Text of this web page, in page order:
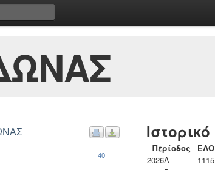
40
Ιστορικό
Περίοδος ΕΛΟ
2026A
1115